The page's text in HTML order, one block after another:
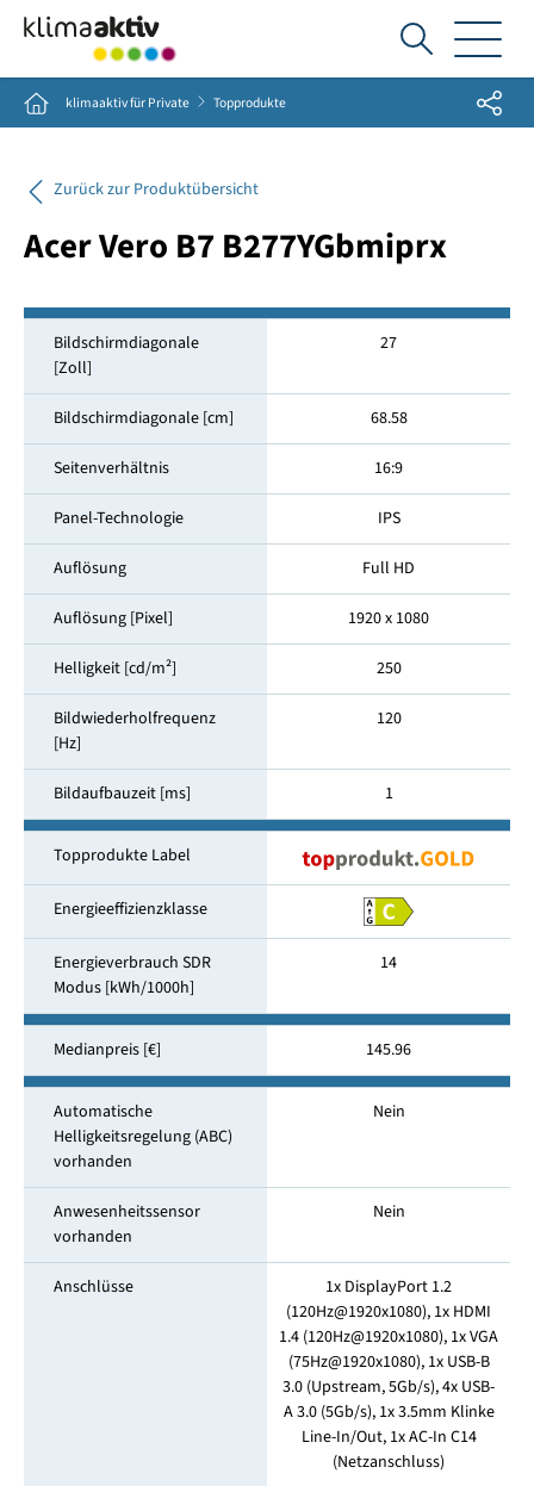
Ich
suche...
Home klimaaktiv für Private Topprodukte Share
Zurück zur Produktübersicht
Acer Vero B7 B277YGbmiprx
Bildschirmdiagonale
[Zoll]
27
Bildschirmdiagonale [cm] 68.58
Seitenverhältnis 16:9
Panel-Technologie IPS
Auflösung Full HD
Auflösung [Pixel] 1920 x 1080
Helligkeit [cd/m²] 250
Bildwiederholfrequenz
[Hz]
120
Bildaufbauzeit [ms] 1
Topprodukte Label
Energieeffizienzklasse
Energieverbrauch SDR
Modus [kWh/1000h]
14
Medianpreis [€] 145.96
Automatische
Helligkeitsregelung (ABC)
vorhanden
Nein
Anwesenheitssensor
vorhanden
Nein
Anschlüsse
1x DisplayPort 1.2
(120Hz@1920x1080), 1x HDMI
1.4 (120Hz@1920x1080), 1x VGA
(75Hz@1920x1080), 1x USB-B
3.0 (Upstream, 5Gb/s), 4x USB-
A 3.0 (5Gb/s), 1x 3.5mm Klinke
Line-In/Out, 1x AC-In C14
(Netzanschluss)